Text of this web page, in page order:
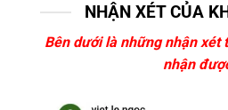
NHẬN XÉT CỦA
Bên dưới là những nhận xét
nhận